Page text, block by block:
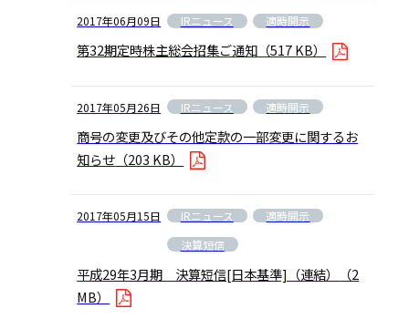
2017年06月09日 IRニュース 適時開示
第32期定時株主総会招集ご通知 （517 KB）
2017年05月26日 IRニュース 適時開示
商号の変更及びその他定款の一部変更に関するお
知らせ （203 KB）
2017年05月15日 IRニュース
適時開示
決算短信
平成29年3月期 決算短信[日本基準]（連結）
（2
MB）